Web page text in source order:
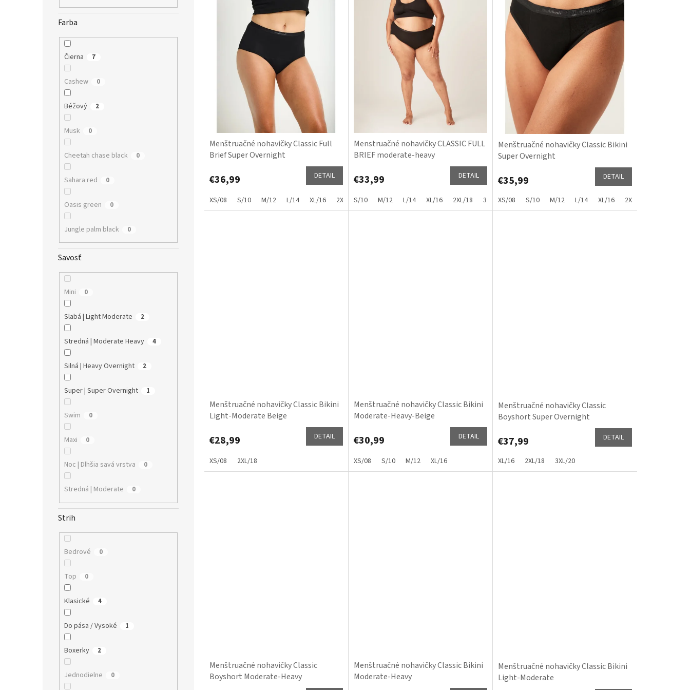
Farba
Čierna 7
Cashew 0
Béžový 2
Musk 0
Cheetah chase black 0
Sahara red 0
Oasis green 0
Jungle palm black 0
Savosť
Mini 0
Slabá | Light Moderate 2
Stredná | Moderate Heavy 4
Silná | Heavy Overnight 2
Super | Super Overnight 1
Swim 0
Maxi 0
Noc | Dlhšia savá vrstva 0
Stredná | Moderate 0
Strih
Bedrové 0
Top 0
Klasické 4
Do pása / Vysoké 1
Boxerky 2
Jednodielne 0
Menštruačné nohavičky Classic Full
Brief Super Overnight
€36,99 DETAIL
XS/08 S/10 M/12 L/14 XL/16 2XL/18 3XL/20 4XL/22 5XL/24
Menstruačné nohavičky CLASSIC FULL
BRIEF moderate-heavy
€33,99 DETAIL
S/10 M/12 L/14 XL/16 2XL/18 3XL/20 4XL/22 5XL/24
Menštruačné nohavičky Classic Bikini
Super Overnight
€35,99 DETAIL
XS/08 S/10 M/12 L/14 XL/16 2XL/18
Menštruačné nohavičky Classic Bikini
Light-Moderate Beige
€28,99 DETAIL
XS/08 2XL/18
Menštruačné nohavičky Classic Bikini
Moderate-Heavy-Beige
€30,99 DETAIL
XS/08 S/10 M/12 XL/16
Menštruačné nohavičky Classic
Boyshort Super Overnight
€37,99 DETAIL
XL/16 2XL/18 3XL/20
Menštruačné nohavičky Classic
Boyshort Moderate-Heavy
Menštruačné nohavičky Classic Bikini
Moderate-Heavy
Menštruačné nohavičky Classic Bikini
Light-Moderate